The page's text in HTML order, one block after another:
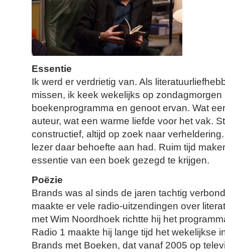
Essentie
Ik werd er verdrietig van. Als
missen, ik keek wekelijks op zondagmorgen
boekenprogramma en genoot ervan. Wat
auteur, wat een warme liefde voor het vak.
constructief, altijd op zoek naar
lezer daar behoefte aan had. Ruim tijd
essentie van een boek gezegd te krijgen.
Poëzie
Brands was al sinds de jaren tachtig
maakte er vele radio-uitzendingen over
met Wim Noordhoek richtte hij het
Radio 1 maakte hij lange tijd het wekelijkse
Brands met Boeken, dat vanaf 2005 op